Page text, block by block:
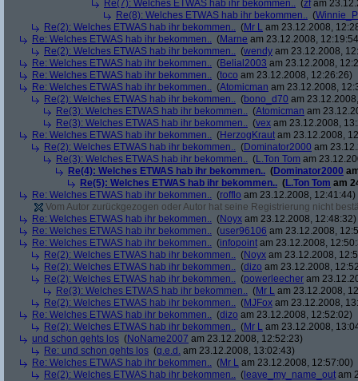
Re(7): Welches ETWAS hab ihr bekommen.. (zfam
Re(8): Welches ETWAS hab ihr bekommen.. (
Re(2): Welches ETWAS hab ihr bekommen.. (Mr L am 23.12.2008,
Re: Welches ETWAS hab ihr bekommen.. (Marne am 23.12.2008,
Re(2): Welches ETWAS hab ihr bekommen.. (wendy am 23.12.2008,
Re: Welches ETWAS hab ihr bekommen.. (Belial2003 am 23.12.2008,
Re: Welches ETWAS hab ihr bekommen.. (toco am 23.12.2008, 12:26:26)
Re: Welches ETWAS hab ihr bekommen.. (Atomicman am 23.12.2008,
Re(2): Welches ETWAS hab ihr bekommen.. (bono_d70 am
Re(3): Welches ETWAS hab ihr bekommen.. (Atomicman am
Re(3): Welches ETWAS hab ihr bekommen.. (vex am 23.12.2008,
Re: Welches ETWAS hab ihr bekommen.. (HerzogKraut am 23.12.2008,
Re(2): Welches ETWAS hab ihr bekommen.. (Dominator2000 am
Re(3): Welches ETWAS hab ihr bekommen.. (L.Ton Tom am
Re(4): Welches ETWAS hab ihr bekommen.. (Dominator2000
Re(5): Welches ETWAS hab ihr bekommen.. (L.Ton Tom am
Re: Welches ETWAS hab ihr bekommen.. (rofflo am 23.12.2008, 12:41:44)
Vom Autor zurückgezogen oder Autor hat seine Registrierung nicht
Re: Welches ETWAS hab ihr bekommen.. (Noyx am 23.12.2008, 12:48:32)
Re: Welches ETWAS hab ihr bekommen.. (user96106 am 23.12.2008,
Re: Welches ETWAS hab ihr bekommen.. (infopoint am 23.12.2008,
Re(2): Welches ETWAS hab ihr bekommen.. (Noyx am 23.12.2008,
Re(2): Welches ETWAS hab ihr bekommen.. (dizo am 23.12.2008,
Re(2): Welches ETWAS hab ihr bekommen.. (powerleecher am
Re(3): Welches ETWAS hab ihr bekommen.. (Mr L am 23.12.2008,
Re(2): Welches ETWAS hab ihr bekommen.. (MJFox am 23.12.2008,
Re: Welches ETWAS hab ihr bekommen.. (dizo am 23.12.2008, 12:52:02)
Re(2): Welches ETWAS hab ihr bekommen.. (Mr L am 23.12.2008,
und schon gehts los (NoName2007 am 23.12.2008, 12:52:23)
Re: und schon gehts los (q.e.d. am 23.12.2008, 13:02:43)
Re: Welches ETWAS hab ihr bekommen.. (Mr L am 23.12.2008, 12:57:00)
Re(2): Welches ETWAS hab ihr bekommen.. ( leave_my_name_out am